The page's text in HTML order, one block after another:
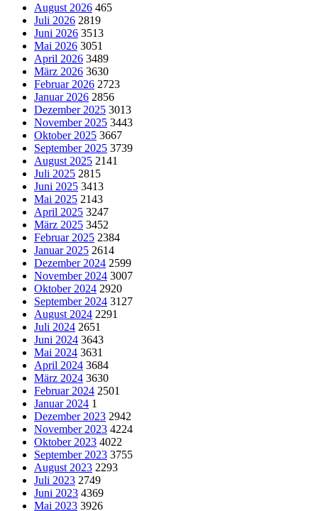
August 2026 465
Juli 2026 2819
Juni 2026 3513
Mai 2026 3051
April 2026 3489
März 2026 3630
Februar 2026 2723
Januar 2026 2856
Dezember 2025 3013
November 2025 3443
Oktober 2025 3667
September 2025 3739
August 2025 2141
Juli 2025 2815
Juni 2025 3413
Mai 2025 2143
April 2025 3247
März 2025 3452
Februar 2025 2384
Januar 2025 2614
Dezember 2024 2599
November 2024 3007
Oktober 2024 2920
September 2024 3127
August 2024 2291
Juli 2024 2651
Juni 2024 3643
Mai 2024 3631
April 2024 3684
März 2024 3630
Februar 2024 2501
Januar 2024 1
Dezember 2023 2942
November 2023 4224
Oktober 2023 4022
September 2023 3755
August 2023 2293
Juli 2023 2749
Juni 2023 4369
Mai 2023 3926